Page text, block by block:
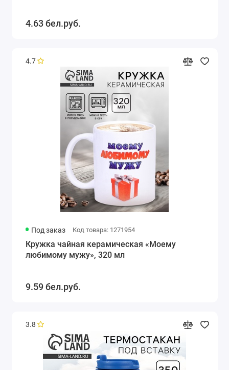
4.63 бел.руб.
4.7
Под заказ Код товара: 1271954
Кружка чайная керамическая «Моему
любимому мужу», 320 мл
9.59 бел.руб.
3.8